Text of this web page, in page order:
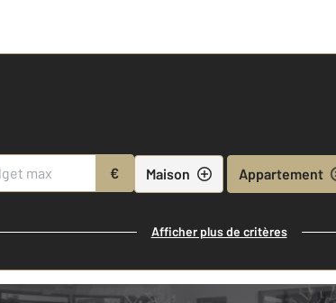
€ Maison Appartement
Afficher plus de critères